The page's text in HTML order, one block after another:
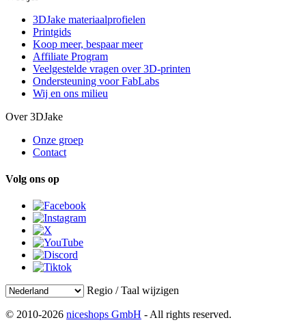
3DJake materiaalprofielen
Printgids
Koop meer, bespaar meer
Affiliate Program
Veelgestelde vragen over 3D-printen
Ondersteuning voor FabLabs
Wij en ons milieu
Over 3DJake
Onze groep
Contact
Volg ons op
Regio / Taal wijzigen
© 2010-2026 niceshops GmbH - All rights reserved.